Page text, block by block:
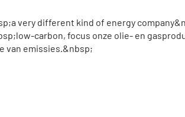
very different kind of energy
carbon, focus onze olie- en
van emissies.&nbsp;